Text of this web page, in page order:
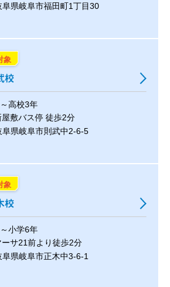
県岐阜市福田町1丁目30
象
校
高校3年
敷バス停 徒歩2分
県岐阜市則武中2-6-5
象
校
小学6年
サ21前より徒歩2分
県岐阜市正木中3-6-1